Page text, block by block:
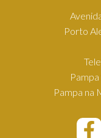
Porto
Pampa na